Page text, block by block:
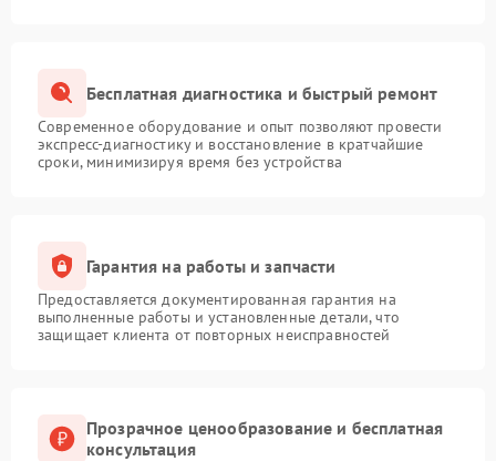
Бесплатная диагностика и быстрый ремонт
Современное оборудование и опыт позволяют провести
экспресс-диагностику и восстановление в кратчайшие
сроки, минимизируя время без устройства
Гарантия на работы и запчасти
Предоставляется документированная гарантия на
выполненные работы и установленные детали, что
защищает клиента от повторных неисправностей
Прозрачное ценообразование и бесплатная
консультация